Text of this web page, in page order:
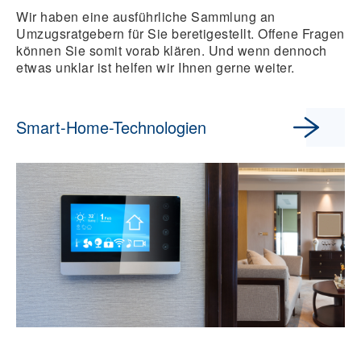
Wir haben eine ausführliche Sammlung an
Umzugsratgebern für Sie beretigestellt. Offene Fragen
können Sie somit vorab klären. Und wenn dennoch
etwas unklar ist helfen wir Ihnen gerne weiter.
Smart-Home-Technologien